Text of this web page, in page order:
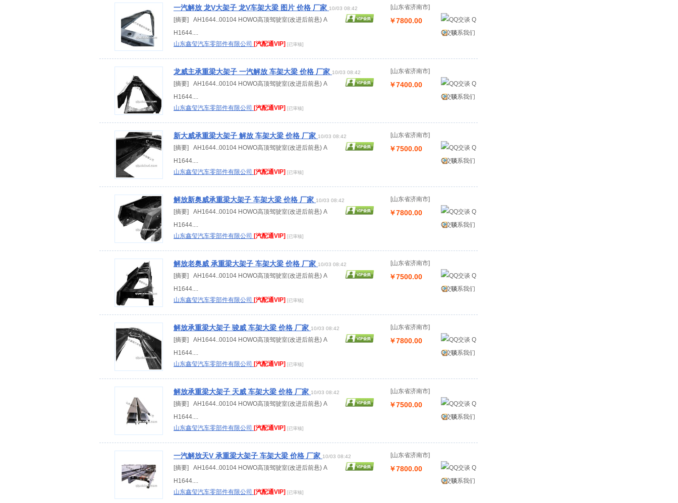
一汽解放 龙V大架子 龙V车架大梁 图片 价格 厂家 10/03 08:42
[山东省济南市]
[摘要] AH1644..00104 HOWO高顶驾驶室(改进后前悬) A
H1644....
山东鑫玺汽车零部件有限公司 [汽配通VIP] [已审核]
￥7800.00
Q
Q交谈联系我们
龙威主承重梁大架子 一汽解放 车架大梁 价格 厂家 10/03 08:42
[山东省济南市]
[摘要] AH1644..00104 HOWO高顶驾驶室(改进后前悬) A
H1644....
山东鑫玺汽车零部件有限公司 [汽配通VIP] [已审核]
￥7400.00
Q
Q交谈联系我们
新大威承重梁大架子 解放 车架大梁 价格 厂家 10/03 08:42
[山东省济南市]
[摘要] AH1644..00104 HOWO高顶驾驶室(改进后前悬) A
H1644....
山东鑫玺汽车零部件有限公司 [汽配通VIP] [已审核]
￥7500.00
Q
Q交谈联系我们
解放新奥威承重梁大架子 车架大梁 价格 厂家 10/03 08:42
[山东省济南市]
[摘要] AH1644..00104 HOWO高顶驾驶室(改进后前悬) A
H1644....
山东鑫玺汽车零部件有限公司 [汽配通VIP] [已审核]
￥7800.00
Q
Q交谈联系我们
解放老奥威 承重梁大架子 车架大梁 价格 厂家 10/03 08:42
[山东省济南市]
[摘要] AH1644..00104 HOWO高顶驾驶室(改进后前悬) A
H1644....
山东鑫玺汽车零部件有限公司 [汽配通VIP] [已审核]
￥7500.00
Q
Q交谈联系我们
解放承重梁大架子 骏威 车架大梁 价格 厂家 10/03 08:42
[山东省济南市]
[摘要] AH1644..00104 HOWO高顶驾驶室(改进后前悬) A
H1644....
山东鑫玺汽车零部件有限公司 [汽配通VIP] [已审核]
￥7800.00
Q
Q交谈联系我们
解放承重梁大架子 天威 车架大梁 价格 厂家 10/03 08:42
[山东省济南市]
[摘要] AH1644..00104 HOWO高顶驾驶室(改进后前悬) A
H1644....
山东鑫玺汽车零部件有限公司 [汽配通VIP] [已审核]
￥7500.00
Q
Q交谈联系我们
一汽解放天V 承重梁大架子 车架大梁 价格 厂家 10/03 08:42
[山东省济南市]
[摘要] AH1644..00104 HOWO高顶驾驶室(改进后前悬) A
H1644....
山东鑫玺汽车零部件有限公司 [汽配通VIP] [已审核]
￥7800.00
Q
Q交谈联系我们